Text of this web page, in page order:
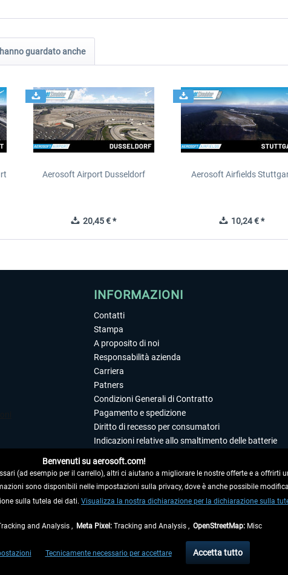
guardato anche
Aerosoft Airport Dusseldorf
20,45 € *
Aerosoft Airfields
10,24 € *
INFORMAZIONI
Contatti
Stampa
A proposito di noi
Responsabilità azienda
Carriera
Patners
Condizioni Generali di Contratto
Pagamento e spedizione
Diritto di recesso per consumatori
Indicazioni relative allo smaltimento delle batterie
Editoriale
ed eventualmente le spese di spedizione, se non diversamente
i tempi di consegna per le altre nazioni sono disponibili nelleinformazioni di
Benvenuti su aerosoft.com!
(ad esempio per il carrello), altri ci aiutano a migliorare le nostre offerte e a offrirti
sono disponibili nelle impostazioni sulla privacy, dove è anche possibile
sulla tutela dei dati. Visualizza la nostra dichiarazione per la dichiarazione sulla
and Analysis , Meta Pixel: Tracking and Analysis , OpenStreetMap: Misc
Tecnicamente necessario per accettare Accetta tutto